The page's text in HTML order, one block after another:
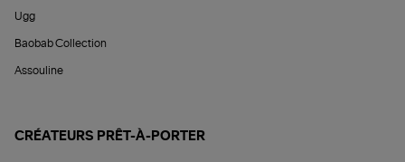
Ugg
Baobab Collection
Assouline
CRÉATEURS PRÊT-À-PORTER